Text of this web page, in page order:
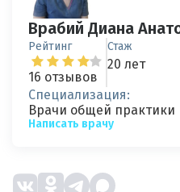
Врабий Диана
Рейтинг
16 отзывов
Стаж
20 лет
Специализация:
Врачи общей практики
Написать врачу